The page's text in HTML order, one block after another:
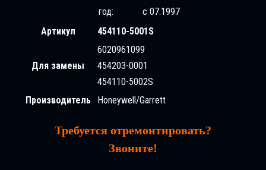
год:
с 07.1997
Артикул
454110-5001S
Для замены
6020961099
454203-0001
454110-5002S
Производитель
Honeywell/Garrett
Требуется отремонтировать?
Звоните!